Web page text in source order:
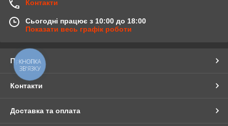
Контакти
Сьогодні працює з 10:00 до 18:00
Показати весь графік роботи
Про нас
Контакти
Доставка та оплата
КНОПКА
ЗВ'ЯЗКУ